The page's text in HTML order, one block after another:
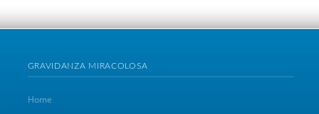
GRAVIDANZA MIRACOLOSA
Home